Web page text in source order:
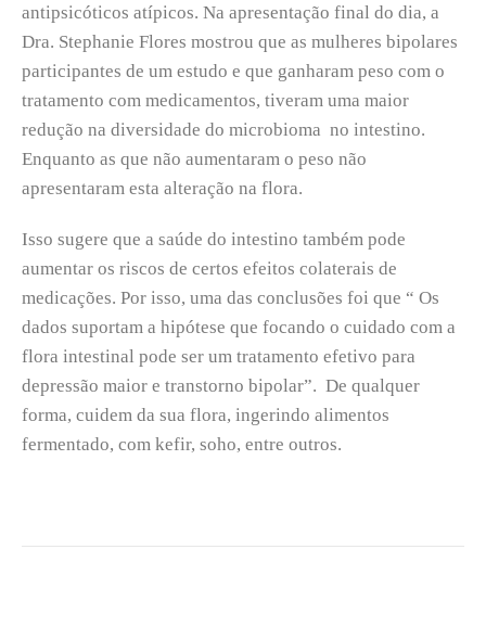
antipsicóticos atípicos. Na apresentação final do dia, a
Dra. Stephanie Flores mostrou que as mulheres bipolares
participantes de um estudo e que ganharam peso com o
tratamento com medicamentos, tiveram uma maior
redução na diversidade do microbioma no intestino.
Enquanto as que não aumentaram o peso não
apresentaram esta alteração na flora.
Isso sugere que a saúde do intestino também pode
aumentar os riscos de certos efeitos colaterais de
medicações. Por isso, uma das conclusões foi que “ Os
dados suportam a hipótese que focando o cuidado com a
flora intestinal pode ser um tratamento efetivo para
depressão maior e transtorno bipolar”. De qualquer
forma, cuidem da sua flora, ingerindo alimentos
fermentado, com kefir, soho, entre outros.